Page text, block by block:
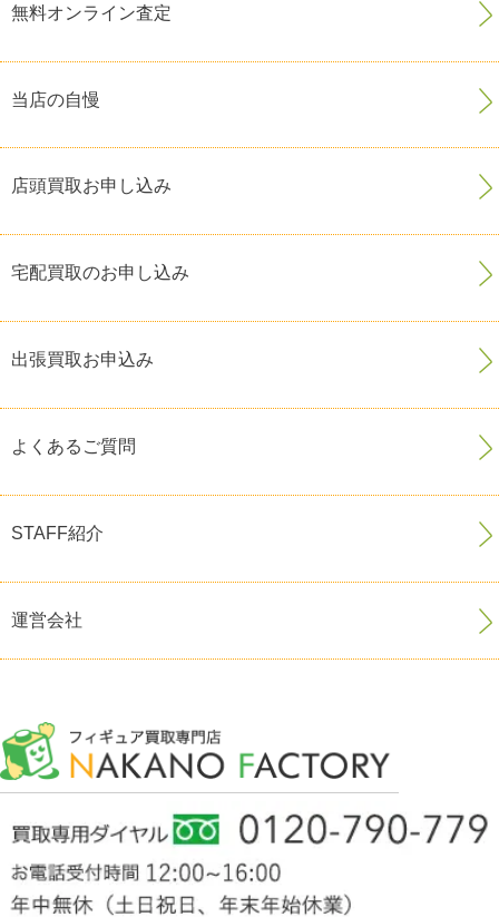
無料オンライン査定
当店の自慢
店頭買取お申し込み
宅配買取のお申し込み
出張買取お申込み
よくあるご質問
STAFF紹介
運営会社